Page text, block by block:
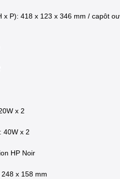
x P): 418 x 123 x 346 mm / capôt
x 2
40W x 2
HP Noir
x 158 mm